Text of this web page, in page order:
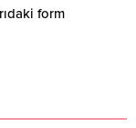
form